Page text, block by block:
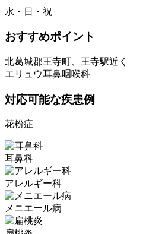
水・日・祝
おすすめポイント
北葛城郡王寺町、王寺駅近く
エリュウ耳鼻咽喉科
対応可能な疾患例
花粉症
耳鼻科
アレルギー科
メニエール病